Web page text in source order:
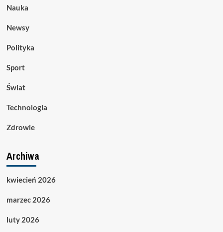
Nauka
Newsy
Polityka
Sport
Świat
Technologia
Zdrowie
Archiwa
kwiecień 2026
marzec 2026
luty 2026